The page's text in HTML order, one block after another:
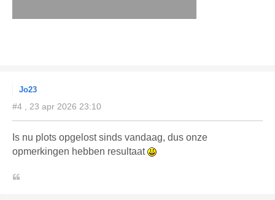
Jo23
#4 , 23 apr 2026 23:10
Is nu plots opgelost sinds vandaag, dus onze
opmerkingen hebben resultaat